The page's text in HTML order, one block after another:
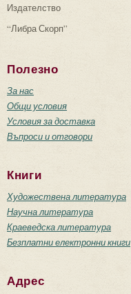
Издателство
“Либра Скорп”
Полезно
За нас
Общи условия
Условия за доставка
Въпроси и отговори
Книги
Художествена литература
Научна литература
Краеведска литература
Безплатни електронни книги
Адрес